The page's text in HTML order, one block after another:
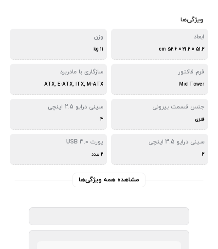
ویژگی‌ها
ابعاد
51.2 × 21.2 × 52.6 cm
وزن
11 kg
فرم فاکتور
Mid Tower
سازگاری با مادربرد
ATX, E-ATX, ITX, M-ATX
جنس قسمت بیرونی
فلزی
سینی درایو 2.5 اینچی
4
سینی درایو 3.5 اینچی
2
پورت USB 3.0
2 عدد
مشاهده همه ویژگی‌ها